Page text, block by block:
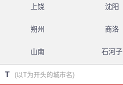
上饶 沈阳
朔州 商洛
山南 石河子
T (以T为开头的城市名)